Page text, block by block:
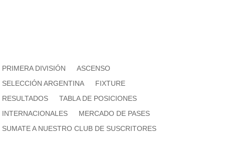
PRIMERA DIVISIÓN
ASCENSO
SELECCIÓN ARGENTINA
FIXTURE
RESULTADOS
TABLA DE POSICIONES
INTERNACIONALES
MERCADO DE PASES
SUMATE A NUESTRO CLUB DE SUSCRITORES